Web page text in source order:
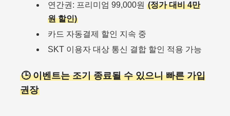
연간권: 프리미엄 99,000원 (정가 대비 4만
원 할인)
카드 자동결제 할인 지속 중
SKT 이용자 대상 통신 결합 할인 적용 가능
🕒 이벤트는 조기 종료될 수 있으니 빠른 가입
권장